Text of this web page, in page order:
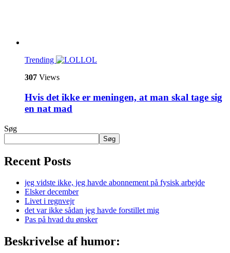
Trending
LOL
307 Views
Hvis det ikke er meningen, at man skal tage sig
en nat mad
Søg
Søg
Recent Posts
jeg vidste ikke, jeg havde abonnement på fysisk arbejde
Elsker december
Livet i regnvejr
det var ikke sådan jeg havde forstillet mig
Pas på hvad du ønsker
Beskrivelse af humor: